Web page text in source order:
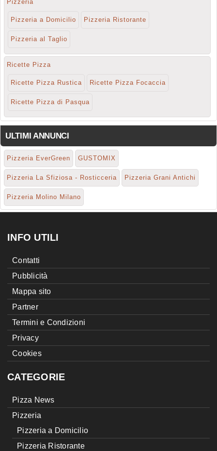
Pizzeria
Pizzeria a Domicilio Pizzeria Ristorante
Pizzeria al Taglio
Ricette Pizza
Ricette Pizza Rustica Ricette Pizza Focaccia
Ricette Pizza di Pasqua
ULTIMI ANNUNCI
Pizzeria EverGreen GUSTOMIX
Pizzeria La Sfiziosa - Rosticceria Pizzeria Grani Antichi
Pizzeria Molino Milano
INFO UTILI
Contatti
Pubblicità
Mappa sito
Partner
Termini e Condizioni
Privacy
Cookies
CATEGORIE
Pizza News
Pizzeria
Pizzeria a Domicilio
Pizzeria Ristorante